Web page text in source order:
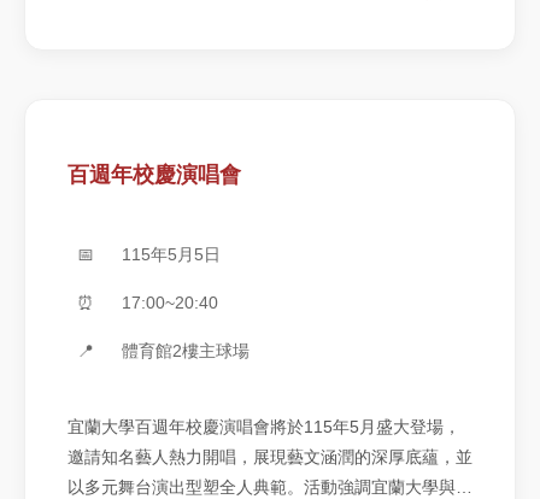
百週年校慶演唱會
📅 115年5月5日
⏰ 17:00~20:40
📍 體育館2樓主球場
宜蘭大學百週年校慶演唱會將於115年5月盛大登場，
邀請知名藝人熱力開唱，展現藝文涵潤的深厚底蘊，並
以多元舞台演出型塑全人典範。活動強調宜蘭大學與社